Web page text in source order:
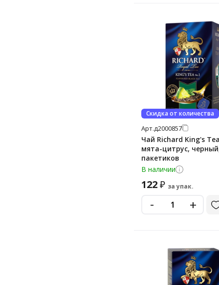
Скидка от количества
Арт.д2000857
Чай Richard King's
мята-цитрус,
пакетиков
В наличии
122₽ за упак.
- +